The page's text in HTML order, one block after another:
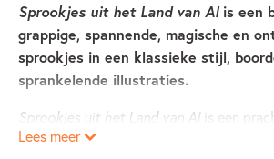
Sprookjes uit het Land van Alis een
grappige, spannende, magische en
sprookjes in een klassieke stijl,
sprankelende illustraties.
Sprookjes uit het Land van Alis een
van Jette Schröder, met kleurrijke
Lees meer